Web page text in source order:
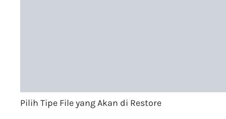
Pilih Tipe File yang Akan di Restore